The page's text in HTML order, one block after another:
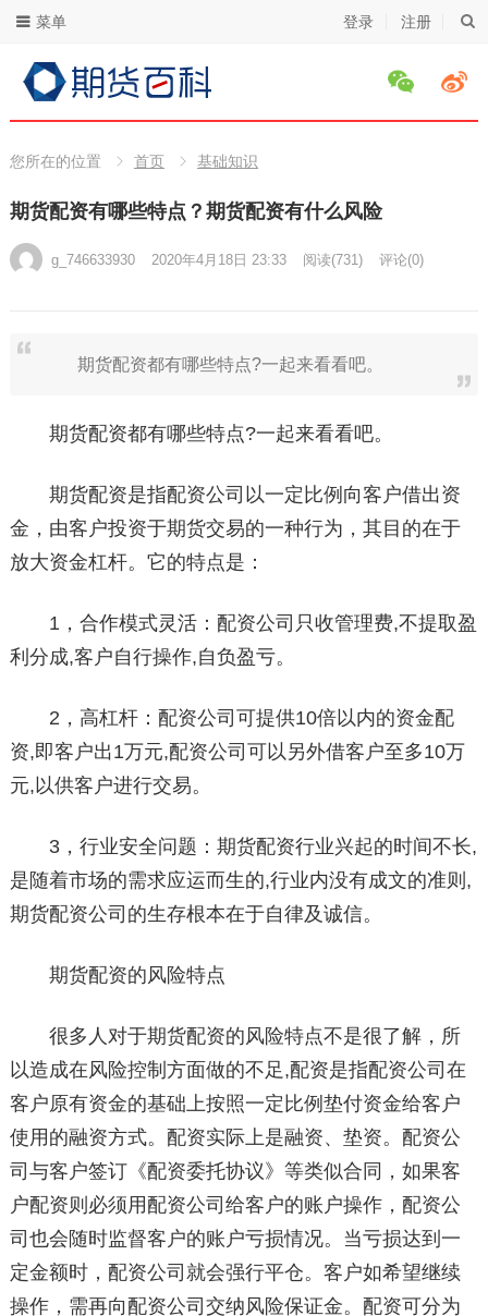
登录 注册
菜单
您所在的位置 首页 基础知识
期货配资有哪些特点？期货配资有什么风险
g_746633930 2020年4月18日 23:33 阅读(731) 评论(0)
期货配资都有哪些特点?一起来看看吧。
期货配资都有哪些特点?一起来看看吧。
期货配资是指配资公司以一定比例向客户借出资
金，由客户投资于期货交易的一种行为，其目的在于
放大资金杠杆。它的特点是：
1，合作模式灵活：配资公司只收管理费,不提取盈
利分成,客户自行操作,自负盈亏。
2，高杠杆：配资公司可提供10倍以内的资金配
资,即客户出1万元,配资公司可以另外借客户至多10万
元,以供客户进行交易。
3，行业安全问题：期货配资行业兴起的时间不长,
是随着市场的需求应运而生的,行业内没有成文的准则,
期货配资公司的生存根本在于自律及诚信。
期货配资的风险特点
很多人对于期货配资的风险特点不是很了解，所
以造成在风险控制方面做的不足,配资是指配资公司在
客户原有资金的基础上按照一定比例垫付资金给客户
使用的融资方式。配资实际上是融资、垫资。配资公
司与客户签订《配资委托协议》等类似合同，如果客
户配资则必须用配资公司给客户的账户操作，配资公
司也会随时监督客户的账户亏损情况。当亏损达到一
定金额时，配资公司就会强行平仓。客户如希望继续
操作，需再向配资公司交纳风险保证金。配资可分为